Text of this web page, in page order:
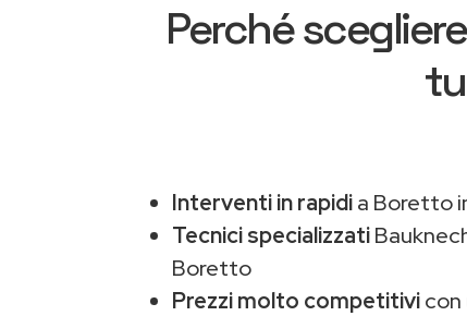
Perché scegliere
Interventi in rapidia Boretto
Tecnici specializzati
Boretto
Prezzi molto competitivi